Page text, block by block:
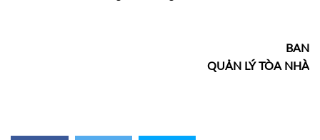
BAN
QUẢN LÝ TÒA NHÀ